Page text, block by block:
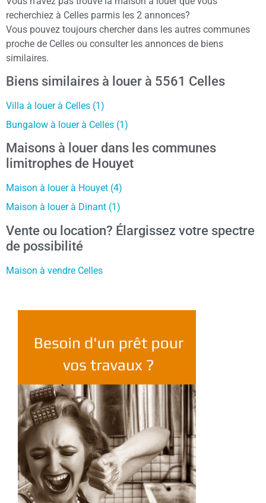
recherchiez à Celles parmis les 2 annonces?
Vous pouvez toujours chercher dans les autres communes
proche de Celles ou consulter les annonces de biens
similaires.
Biens similaires à louer à 5561 Celles
Villa à louer à Celles (1)
Bungalow à louer à Celles (1)
Maisons à louer dans les communes
limitrophes de Houyet
Maison à louer à Houyet (4)
Maison à louer à Dinant (1)
Vente ou location? Élargissez votre spectre
de possibilité
Maison à vendre Celles